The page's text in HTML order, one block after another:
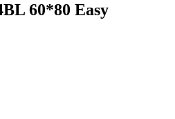
60*80 Easy